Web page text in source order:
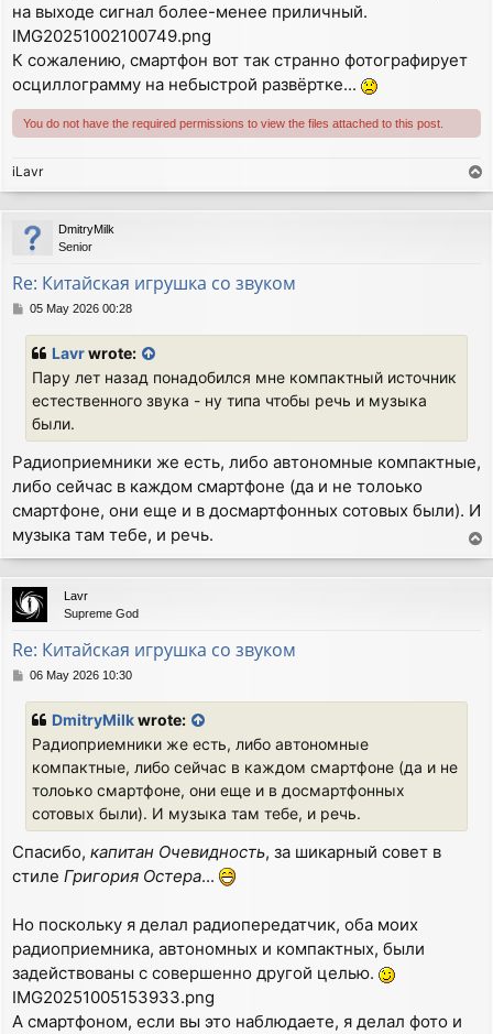
на выходе сигнал более-менее приличный.
IMG20251002100749.png
К сожалению, смартфон вот так странно фотографирует
осциллограмму на небыстрой развёртке...
You do not have the required permissions to view the files attached to this post.
iLavr
o
p
DmitryMilk
Senior
Re: Китайская игрушка со звуком
P05 May 2026 00:28
Lavrwrote:
Пару лет назад понадобился мне компактный источник
естественного звука - ну типа чтобы речь и музыка
были.
Радиоприемники же есть, либо автономные компактные,
либо сейчас в каждом смартфоне (да и не толоько
смартфоне, они еще и в досмартфонных сотовых были). И
музыка там тебе, и речь.
o
p
Lavr
Supreme God
Re: Китайская игрушка со звуком
P06 May 2026 10:30
DmitryMilkwrote:
Радиоприемники же есть, либо автономные
компактные, либо сейчас в каждом смартфоне (да и не
толоько смартфоне, они еще и в досмартфонных
сотовых были). И музыка там тебе, и речь.
Спасибо, капитан Очевидность, за шикарный совет в
стиле Григория Остера...
Но поскольку я делал радиопередатчик, оба моих
радиоприемника, автономных и компактных, были
задействованы с совершенно другой целью.
IMG20251005153933.png
А смартфоном, если вы это наблюдаете, я делал фото и